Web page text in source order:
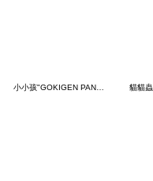
小小孩"GOKIGEN PANDA" 台灣版 貓貓